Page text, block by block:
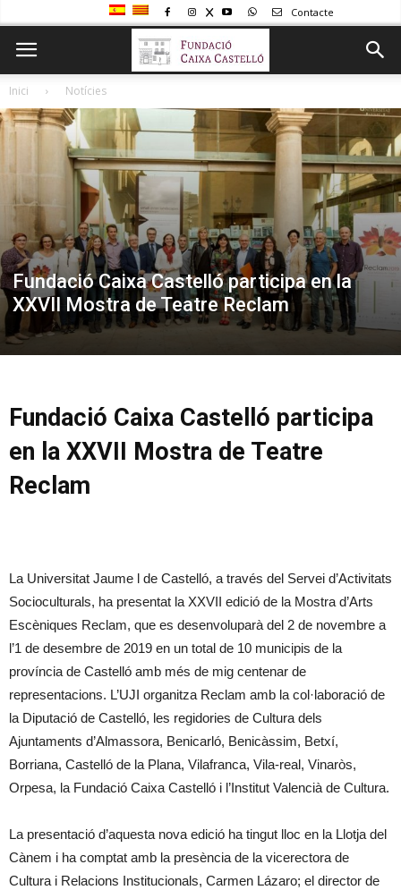
Contacte
Inici Notícies
Fundació Caixa Castelló participa en la
XXVII Mostra de Teatre Reclam
Fundació Caixa Castelló participa
en la XXVII Mostra de Teatre
Reclam
La Universitat Jaume l de Castelló, a través del Servei d’Activitats
Socioculturals, ha presentat la XXVII edició de la Mostra d’Arts
Escèniques Reclam, que es desenvoluparà del 2 de novembre a
l’1 de desembre de 2019 en un total de 10 municipis de la
província de Castelló amb més de mig centenar de
representacions. L’UJI organitza Reclam amb la col·laboració de
la Diputació de Castelló, les regidories de Cultura dels
Ajuntaments d’Almassora, Benicarló, Benicàssim, Betxí,
Borriana, Castelló de la Plana, Vilafranca, Vila-real, Vinaròs,
Orpesa, la Fundació Caixa Castelló i l’Institut Valencià de Cultura.
La presentació d’aquesta nova edició ha tingut lloc en la Llotja del
Cànem i ha comptat amb la presència de la vicerectora de
Cultura i Relacions Institucionals, Carmen Lázaro; el director de